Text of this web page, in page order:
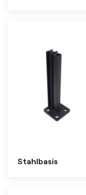
Stahlbasis